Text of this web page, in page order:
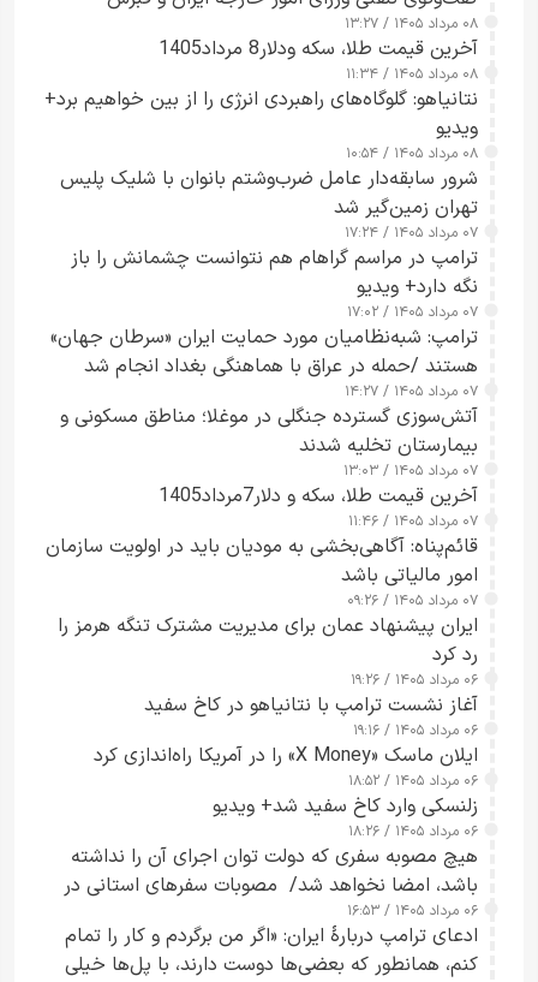
۰۸ مرداد ۱۴۰۵ / ۱۳:۲۷
آخرین قیمت طلا، سکه ودلار8 مرداد1405
۰۸ مرداد ۱۴۰۵ / ۱۱:۳۴
نتانیاهو: گلوگاه‌های راهبردی انرژی را از بین خواهیم برد+
ویدیو
۰۸ مرداد ۱۴۰۵ / ۱۰:۵۴
شرور سابقه‌دار عامل ضرب‌وشتم بانوان با شلیک پلیس
تهران زمین‌گیر شد
۰۷ مرداد ۱۴۰۵ / ۱۷:۲۴
ترامپ در مراسم گراهام هم نتوانست چشمانش را باز
نگه دارد+ ویدیو
۰۷ مرداد ۱۴۰۵ / ۱۷:۰۲
ترامپ: شبه‌نظامیان مورد حمایت ایران «سرطان جهان»
هستند /حمله در عراق با هماهنگی بغداد انجام شد
۰۷ مرداد ۱۴۰۵ / ۱۴:۲۷
آتش‌سوزی گسترده جنگلی در موغلا؛ مناطق مسکونی و
بیمارستان تخلیه شدند
۰۷ مرداد ۱۴۰۵ / ۱۳:۰۳
آخرین قیمت طلا، سکه و دلار7مرداد1405
۰۷ مرداد ۱۴۰۵ / ۱۱:۴۶
قائم‌پناه: آگاهی‌بخشی به مودیان باید در اولویت سازمان
امور مالیاتی باشد
۰۷ مرداد ۱۴۰۵ / ۰۹:۲۶
ایران پیشنهاد عمان برای مدیریت مشترک تنگه هرمز را
رد کرد
۰۶ مرداد ۱۴۰۵ / ۱۹:۲۶
آغاز نشست ترامپ با نتانیاهو در کاخ سفید
۰۶ مرداد ۱۴۰۵ / ۱۹:۱۶
ایلان ماسک «X Money» را در آمریکا راه‌اندازی کرد
۰۶ مرداد ۱۴۰۵ / ۱۸:۵۲
زلنسکی وارد کاخ سفید شد+ ویدیو
۰۶ مرداد ۱۴۰۵ / ۱۸:۲۶
هیچ مصوبه سفری که دولت توان اجرای آن را نداشته
باشد، امضا نخواهد شد/ مصوبات سفرهای استانی در
چارچوب قانون بودجه است+ عکس
۰۶ مرداد ۱۴۰۵ / ۱۶:۵۳
ادعای ترامپ دربارهٔ ایران: «اگر من برگردم و کار را تمام
کنم، همانطور که بعضی‌ها دوست دارند، با پل‌ها خیلی